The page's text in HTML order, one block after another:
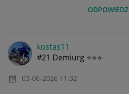
ODPOWIEDZ
kostas11
#21 Demiurg ⭐⭐⭐
‎03-06-2026 11:32